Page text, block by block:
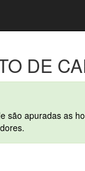
DE
apuradas as